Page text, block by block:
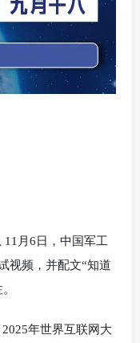
月6日，中国军工
视频，并配文“知道
年世界互联网大